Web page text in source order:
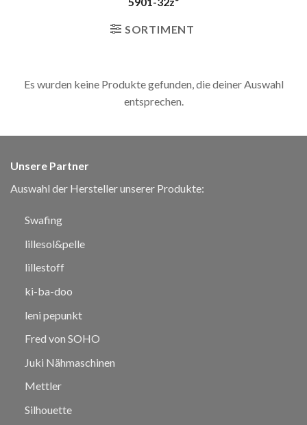
SORTIMENT
Es wurden keine Produkte gefunden, die deiner Auswahl
entsprechen.
Unsere Partner
Auswahl der Hersteller unserer Produkte:
Swafing
lillesol&pelle
lillestoff
ki-ba-doo
leni pepunkt
Fred von SOHO
Juki Nähmaschinen
Mettler
Silhouette